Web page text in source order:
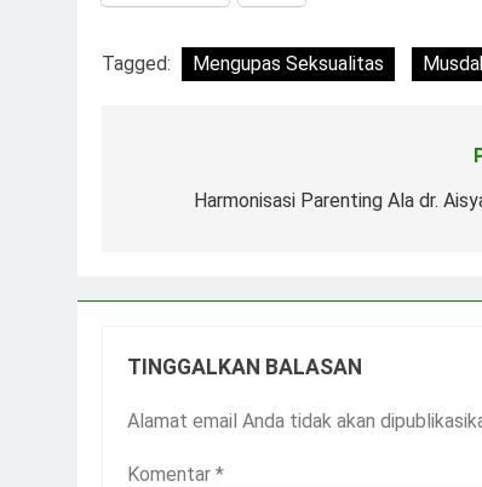
Tagged: Mengupas Seksualitas
Harmonisasi Parenting Ala dr.
TINGGALKAN BALASAN
Alamat email Anda tidak akan
Komentar *